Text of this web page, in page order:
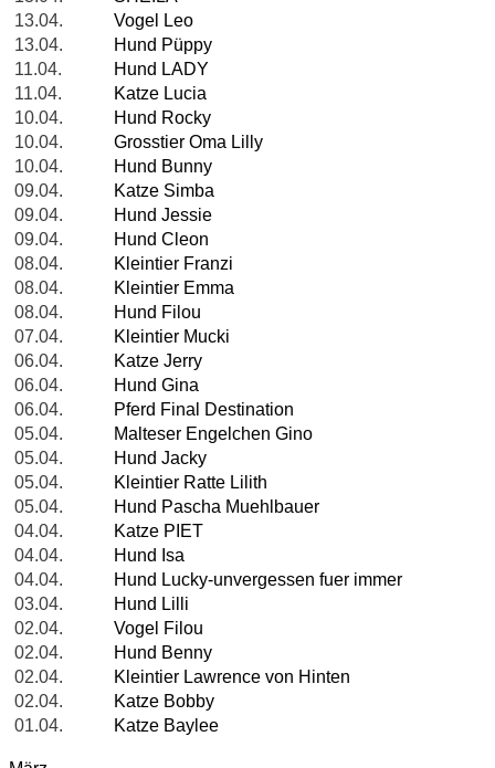
13.04.
Vogel Leo
13.04.
Hund Püppy
11.04.
Hund LADY
11.04.
Katze Lucia
10.04.
Hund Rocky
10.04.
Grosstier Oma Lilly
10.04.
Hund Bunny
09.04.
Katze Simba
09.04.
Hund Jessie
09.04.
Hund Cleon
08.04.
Kleintier Franzi
08.04.
Kleintier Emma
08.04.
Hund Filou
07.04.
Kleintier Mucki
06.04.
Katze Jerry
06.04.
Hund Gina
06.04.
Pferd Final Destination
05.04.
Malteser Engelchen Gino
05.04.
Hund Jacky
05.04.
Kleintier Ratte Lilith
05.04.
Hund Pascha Muehlbauer
04.04.
Katze PIET
04.04.
Hund Isa
04.04.
Hund Lucky-unvergessen fuer immer
03.04.
Hund Lilli
02.04.
Vogel Filou
02.04.
Hund Benny
02.04.
Kleintier Lawrence von Hinten
02.04.
Katze Bobby
01.04.
Katze Baylee